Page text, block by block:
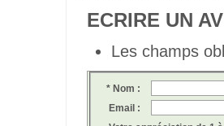
ECRIRE UN
Les champs
* Nom :
Email :